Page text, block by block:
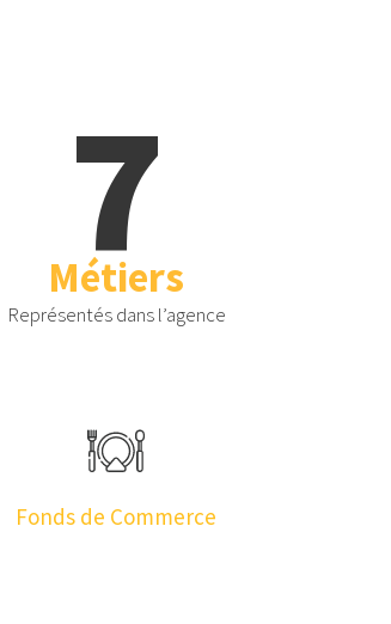
7
Métiers
Représentés dans l’agence
Fonds de Commerce